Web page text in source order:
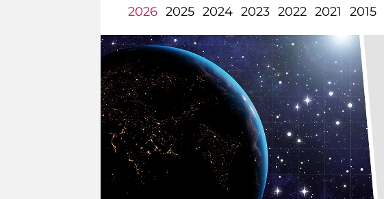
2026 2025 2024 2023 2022 2021 2015